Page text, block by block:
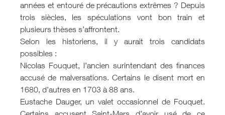
années et entouré de précautions extrêmes ? Depuis
trois siècles, les spéculations vont bon train et
plusieurs thèses s’affrontent.
Selon les historiens, il y aurait trois candidats
possibles :
Nicolas Fouquet, l’ancien surintendant des finances
accusé de malversations. Certains le disent mort en
1680, d’autres en 1703 à 88 ans.
Eustache Dauger, un valet occasionnel de Fouquet.